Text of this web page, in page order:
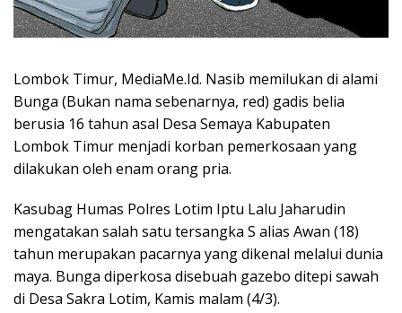
Lombok Timur, MediaMe.Id. Nasib memilukan di alami
Bunga (Bukan nama sebenarnya, red) gadis belia
berusia 16 tahun asal Desa Semaya Kabupaten
Lombok Timur menjadi korban pemerkosaan yang
dilakukan oleh enam orang pria.
Kasubag Humas Polres Lotim Iptu Lalu Jaharudin
mengatakan salah satu tersangka S alias Awan (18)
tahun merupakan pacarnya yang dikenal melalui dunia
maya. Bunga diperkosa disebuah gazebo ditepi sawah
di Desa Sakra Lotim, Kamis malam (4/3).